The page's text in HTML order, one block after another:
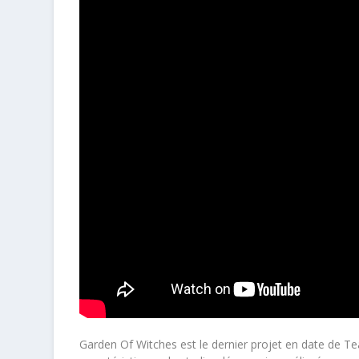
Garden Of Witches est le dernier projet en date de